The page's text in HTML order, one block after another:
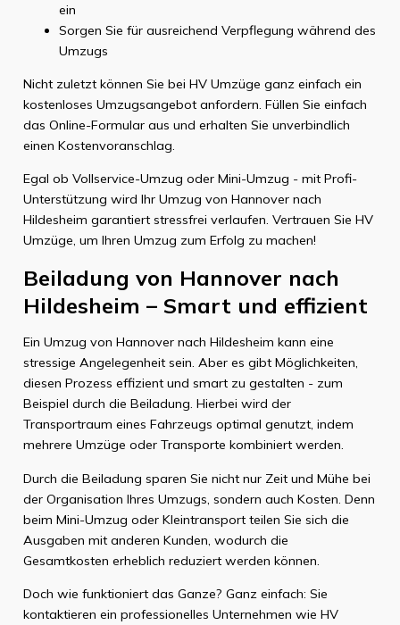
ein
Sorgen Sie für ausreichend Verpflegung während des
Umzugs
Nicht zuletzt können Sie bei HV Umzüge ganz einfach ein
kostenloses Umzugsangebot anfordern. Füllen Sie einfach
das Online-Formular aus und erhalten Sie unverbindlich
einen Kostenvoranschlag.
Egal ob Vollservice-Umzug oder Mini-Umzug - mit Profi-
Unterstützung wird Ihr Umzug von Hannover nach
Hildesheim garantiert stressfrei verlaufen. Vertrauen Sie HV
Umzüge, um Ihren Umzug zum Erfolg zu machen!
Beiladung von Hannover nach
Hildesheim – Smart und effizient
Ein Umzug von Hannover nach Hildesheim kann eine
stressige Angelegenheit sein. Aber es gibt Möglichkeiten,
diesen Prozess effizient und smart zu gestalten - zum
Beispiel durch die Beiladung. Hierbei wird der
Transportraum eines Fahrzeugs optimal genutzt, indem
mehrere Umzüge oder Transporte kombiniert werden.
Durch die Beiladung sparen Sie nicht nur Zeit und Mühe bei
der Organisation Ihres Umzugs, sondern auch Kosten. Denn
beim Mini-Umzug oder Kleintransport teilen Sie sich die
Ausgaben mit anderen Kunden, wodurch die
Gesamtkosten erheblich reduziert werden können.
Doch wie funktioniert das Ganze? Ganz einfach: Sie
kontaktieren ein professionelles Unternehmen wie HV